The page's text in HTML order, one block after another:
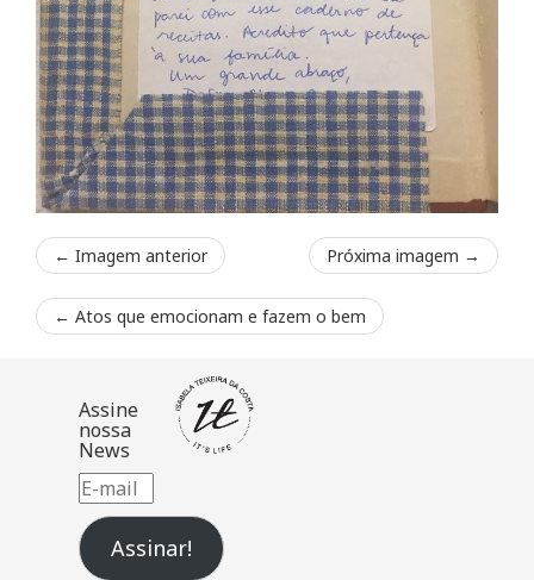
← Imagem anterior Próxima imagem →
← Atos que emocionam e fazem o bem
Assine
nossa
News
E-
mail
Assinar!